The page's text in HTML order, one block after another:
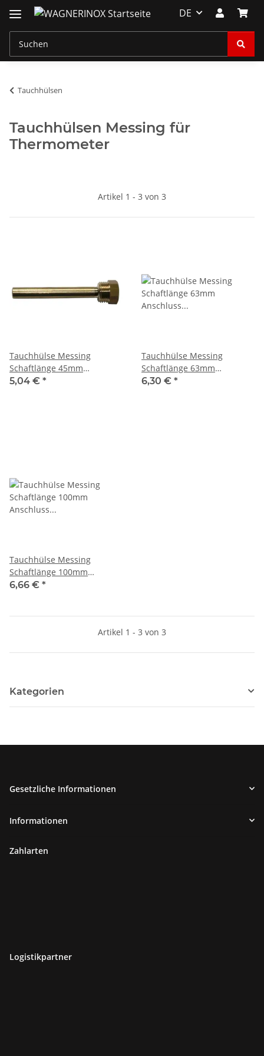
DE
Tauchhülsen
Tauchhülsen Messing für
Thermometer
Artikel 1 - 3 von 3
Tauchhülse Messing
Schaftlänge 45mm
Anschluss R1/2"
5,04 € *
Tauchhülse Messing
Schaftlänge 63mm
Anschluss R1/2"
6,30 € *
Tauchhülse Messing
Schaftlänge 100mm
Anschluss R1/2"
6,66 € *
Artikel 1 - 3 von 3
Kategorien
Gesetzliche Informationen
Informationen
Zahlarten
Logistikpartner